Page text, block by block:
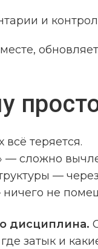
и
всё теряется.
— сложно
—
не
дисциплина.
затык и